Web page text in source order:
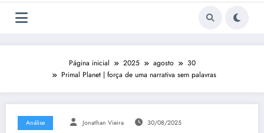
Página inicial 2025 agosto
30
Primal Planet | força de uma narrativa sem palavras
Análise Jonathan Vieira 30/08/2025